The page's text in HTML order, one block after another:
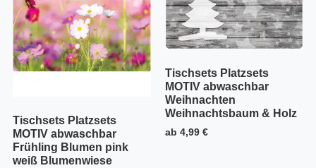
Tischsets Platzsets
MOTIV abwaschbar
Frühling Blumen pink
weiß Blumenwiese
Tischsets Platzsets
MOTIV abwaschbar
Weihnachten
Weihnachtsbaum & Holz
ab 4,99 €